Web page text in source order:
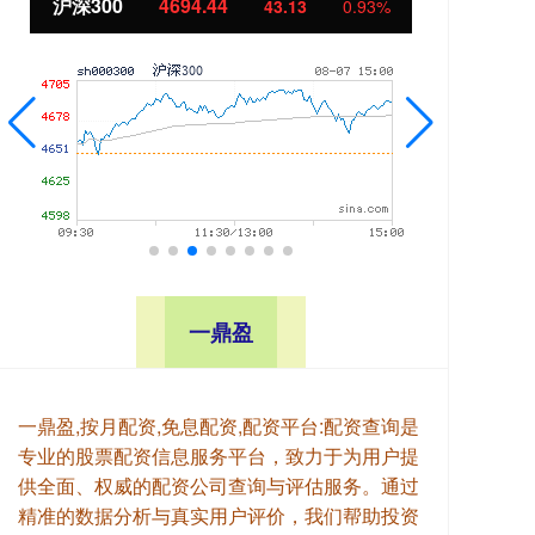
11.37 1.01%
一鼎盈
一鼎盈,按月配资,免息配资,配资平台:配资查询是
专业的股票配资信息服务平台，致力于为用户提
供全面、权威的配资公司查询与评估服务。通过
精准的数据分析与真实用户评价，我们帮助投资